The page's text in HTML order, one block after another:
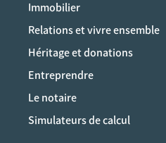
Immobilier
Relations et vivre ensemble
Héritage et donations
Entreprendre
Le notaire
Simulateurs de calcul